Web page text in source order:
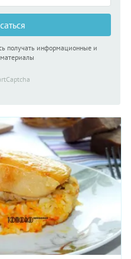
получать информационные и